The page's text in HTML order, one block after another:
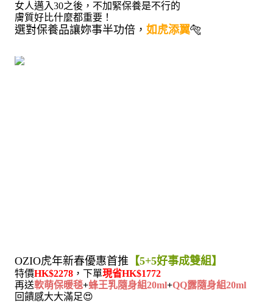
女人邁入30之後，不加緊保養是不行的
膚質好比什麼都重要！
選對保養品讓妳事半功倍， 如虎添翼🐅
OZIO虎年新春優惠首推 【5+5好事成雙組】
特價HK$2278 ，下單現省HK$1772
再送軟萌保暖毯+蜂王乳隨身組20ml+QQ露隨身組20ml
回饋感大大滿足😍